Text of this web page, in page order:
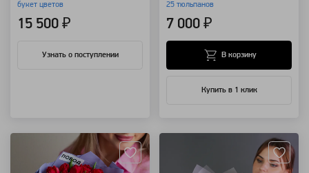
букет цветов
15 500 ₽
Узнать о поступлении
25 тюльпанов
7 000 ₽
Купить в 1 клик
В корзину